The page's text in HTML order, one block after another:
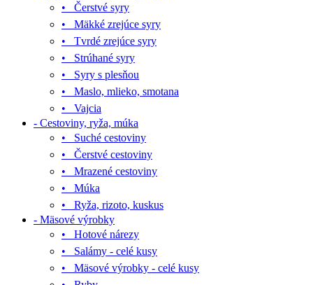
• Čerstvé syry
• Mäkké zrejúce syry
• Tvrdé zrejúce syry
• Strúhané syry
• Syry s plesňou
• Maslo, mlieko, smotana
• Vajcia
- Cestoviny, ryža, múka
• Suché cestoviny
• Čerstvé cestoviny
• Mrazené cestoviny
• Múka
• Ryža, rizoto, kuskus
- Mäsové výrobky
• Hotové nárezy
• Salámy - celé kusy
• Mäsové výrobky - celé kusy